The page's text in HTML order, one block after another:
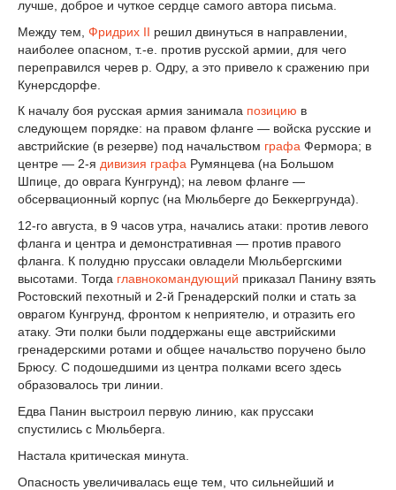
лучше, доброе и чуткое сердце самого автора письма.
Между тем, Фридрих II решил двинуться в направлении,
наиболее опасном, т.-е. против русской армии, для чего
переправился черев р. Одру, а это привело к сражению при
Кунерсдорфе.
К началу боя русская армия занимала позицию в
следующем порядке: на правом фланге — войска русские и
австрийские (в резерве) под начальством графа Фермора; в
центре — 2-я дивизия графа Румянцева (на Большом
Шпице, до оврага Кунгрунд); на левом фланге —
обсервационный корпус (на Мюльберге до Беккергрунда).
12-го августа, в 9 часов утра, начались атаки: против левого
фланга и центра и демонстративная — против правого
фланга. К полудню пруссаки овладели Мюльбергскими
высотами. Тогда главнокомандующий приказал Панину взять
Ростовский пехотный и 2-й Гренадерский полки и стать за
оврагом Кунгрунд, фронтом к неприятелю, и отразить его
атаку. Эти полки были поддержаны еще австрийскими
гренадерскими ротами и общее начальство поручено было
Брюсу. С подошедшими из центра полками всего здесь
образовалось три линии.
Едва Панин выстроил первую линию, как пруссаки
спустились с Мюльберга.
Настала критическая минута.
Опасность увеличивалась еще тем, что сильнейший и